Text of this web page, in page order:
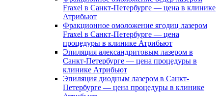
Fraxel в Санкт-Петербурге — цена в клинике
Атрибьют
Фракционное омоложение ягодиц лазером
Fraxel в Санкт-Петербурге — цена
процедуры в клинике Атрибьют
Эпиляция александритовым лазером в
Санкт-Петербурге — цена процедуры в
клинике Атрибьют
Эпиляция диодным лазером в Санкт-
Петербурге — цена процедуры в клинике